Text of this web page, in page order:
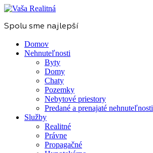
Spolu sme najlepší
Domov
Nehnuteľnosti
Byty
Domy
Chaty
Pozemky
Nebytové priestory
Predané a prenajaté nehnuteľnosti
Služby
Realitné
Právne
Propagačné